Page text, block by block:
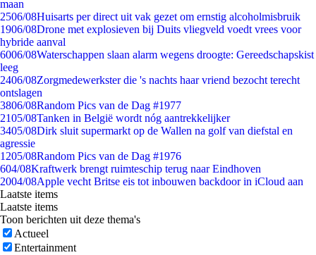
maan
2506/08Huisarts per direct uit vak gezet om ernstig alcoholmisbruik
1906/08Drone met explosieven bij Duits vliegveld voedt vrees voor
hybride aanval
6006/08Waterschappen slaan alarm wegens droogte: Gereedschapskist
leeg
2406/08Zorgmedewerkster die 's nachts haar vriend bezocht terecht
ontslagen
3806/08Random Pics van de Dag #1977
2105/08Tanken in België wordt nóg aantrekkelijker
3405/08Dirk sluit supermarkt op de Wallen na golf van diefstal en
agressie
1205/08Random Pics van de Dag #1976
604/08Kraftwerk brengt ruimteschip terug naar Eindhoven
2004/08Apple vecht Britse eis tot inbouwen backdoor in iCloud aan
Laatste items
Laatste items
Toon berichten uit deze thema's
Actueel
Entertainment